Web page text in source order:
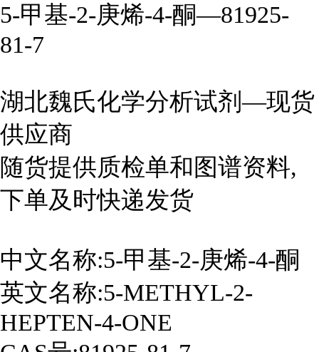
5-甲基-2-庚烯-4-酮—81925-
81-7
湖北魏氏化学分析试剂—现货
供应商
随货提供质检单和图谱资料,
下单及时快递发货
中文名称:5-甲基-2-庚烯-4-酮
英文名称:5-METHYL-2-
HEPTEN-4-ONE